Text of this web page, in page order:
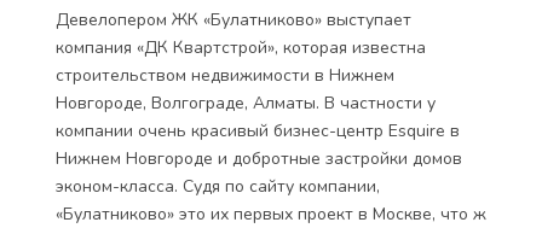
Девелопером ЖК «Булатниково» выступает
компания «ДК Квартстрой», которая известна
строительством недвижимости в Нижнем
Новгороде, Волгограде, Алматы. В частности у
компании очень красивый бизнес-центр Esquire в
Нижнем Новгороде и добротные застройки домов
эконом-класса. Судя по сайту компании,
«Булатниково» это их первых проект в Москве, что ж